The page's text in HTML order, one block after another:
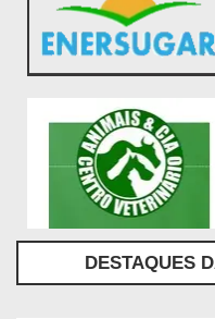
DESTAQUES